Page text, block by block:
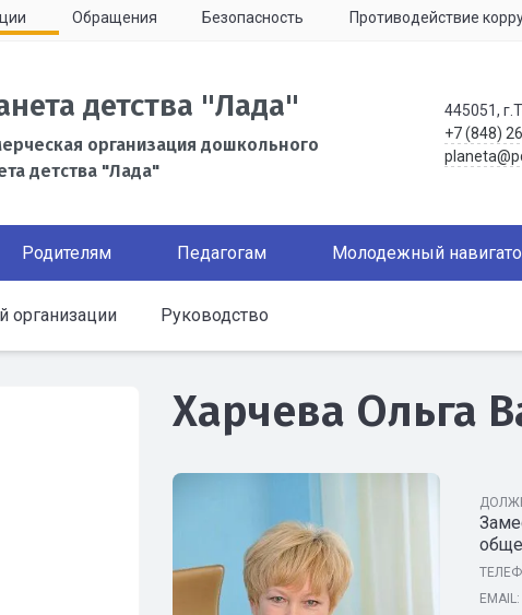
Обращения Безопасность Противодействие
детства "Лада"
организация дошкольного
детства "Лада"
445051,
+7 (848)
Родителям Педагогам Молодежный
организации Руководство
Харчева Ольга
EMAIL: